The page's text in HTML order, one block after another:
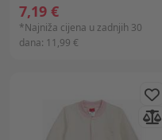
7,19 €
*Najniža cijena u zadnjih 30
dana: 11,99 €